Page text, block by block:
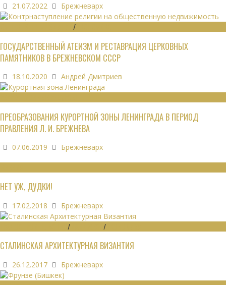
21.07.2022 Брежневарх
/
ГОСУДАРСТВЕННЫЙ АТЕИЗМ И РЕСТАВРАЦИЯ ЦЕРКОВНЫХ
ПАМЯТНИКОВ В БРЕЖНЕВСКОМ СССР
18.10.2020 Андрей Дмитриев
ПРЕОБРАЗОВАНИЯ КУРОРТНОЙ ЗОНЫ ЛЕНИНГРАДА В ПЕРИОД
ПРАВЛЕНИЯ Л. И. БРЕЖНЕВА
07.06.2019 Брежневарх
НЕТ УЖ, ДУДКИ!
17.02.2018 Брежневарх
/ /
СТАЛИНСКАЯ АРХИТЕКТУРНАЯ ВИЗАНТИЯ
26.12.2017 Брежневарх